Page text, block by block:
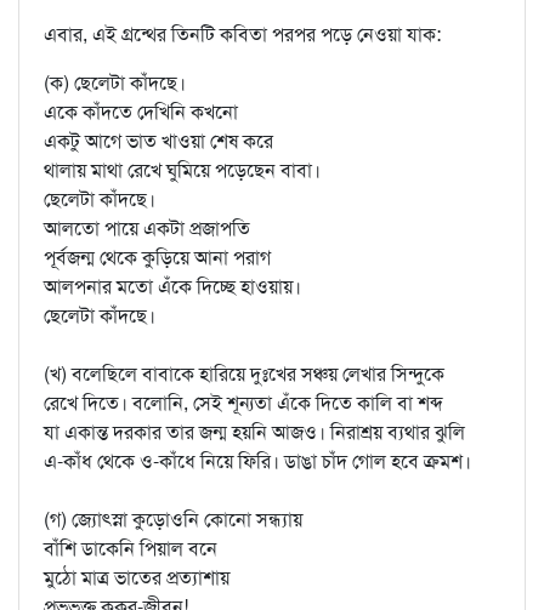
এবার, এই গ্রন্থের তিনটি কবিতা পরপর পড়ে নেওয়া যাক:
(ক) ছেলেটা কাঁদছে।
একে কাঁদতে দেখিনি কখনো
একটু আগে ভাত খাওয়া শেষ করে
থালায় মাথা রেখে ঘুমিয়ে পড়েছেন বাবা।
ছেলেটা কাঁদছে।
আলতো পায়ে একটা প্রজাপতি
পূর্বজন্ম থেকে কুড়িয়ে আনা পরাগ
আলপনার মতো এঁকে দিচ্ছে হাওয়ায়।
ছেলেটা কাঁদছে।
(খ) বলেছিলে বাবাকে হারিয়ে দুঃখের সঞ্চয় লেখার সিন্দুকে
রেখে দিতে। বলোনি, সেই শূন্যতা এঁকে দিতে কালি বা শব্দ
যা একান্ত দরকার তার জন্ম হয়নি আজও। নিরাশ্রয় ব্যথার ঝুলি
এ-কাঁধ থেকে ও-কাঁধে নিয়ে ফিরি। ডাঙা চাঁদ গোল হবে ক্রমশ।
(গ) জ্যোৎস্না কুড়োওনি কোনো সন্ধ্যায়
বাঁশি ডাকেনি পিয়াল বনে
মুঠো মাত্র ভাতের প্রত্যাশায়